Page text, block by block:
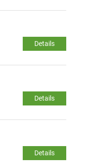
Details
Details
Details